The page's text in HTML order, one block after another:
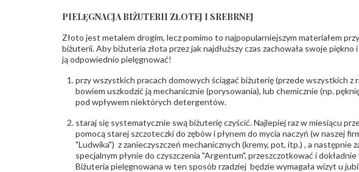
PIELĘGNACJA BIŻUTERII ZŁOTEJ I SREBRNEJ
Złoto jest metalem drogim, lecz pomimo to najpopularniejszym materiałem
biżuterii. Aby biżuteria złota przez jak najdłuższy czas zachowała swoje piękno
ją odpowiednio pielęgnować!
przy wszystkich pracach domowych ściągać biżuterię (przede wszystkich z
bowiem uszkodzić ją mechanicznie (porysowania), lub chemicznie (np.
pod wpływem niektórych detergentów.
staraj się systematycznie swą biżuterię czyścić. Najlepiej raz w miesiącu
pomocą starej szczoteczki do zębów i płynem do mycia naczyń (w naszej
"Ludwika") z zanieczyszczeń mechanicznych (kremy, pot, itp.) , a następnie
specjalnym płynie do czyszczenia "Argentum", przeszczotkować i dokładnie
Biżuteria pielęgnowana w ten sposób rzadziej będzie wymagała wizyt u